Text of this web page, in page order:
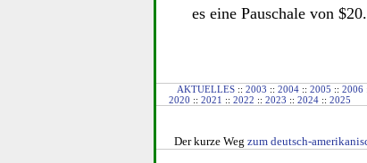
es eine Pauschale von
AKTUELLES :: 2003 :: 2004 :: 2005 :: 2006
2020 :: 2021 :: 2022 :: 2023 :: 2024 :: 2025
Der kurze Weg zum deutsch-